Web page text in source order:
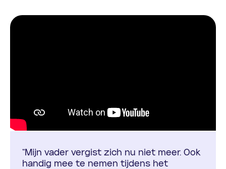
"Mijn vader vergist zich nu niet meer. Ook
handig mee te nemen tijdens het